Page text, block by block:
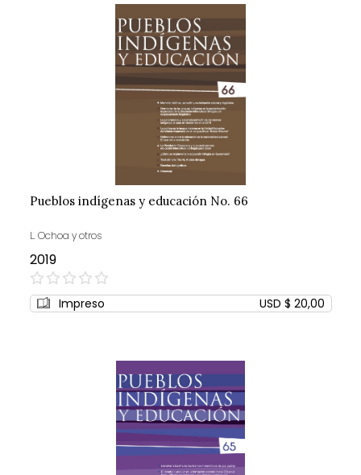
Pueblos indígenas y educación No. 66
L. Ochoa y otros
2019
0%
Impreso USD $ 20,00